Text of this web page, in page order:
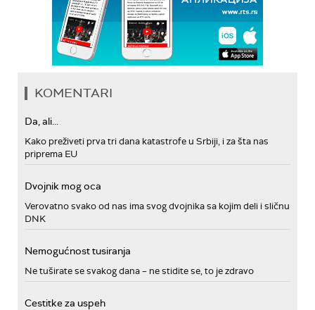
KOMENTARI
Da, ali...
Kako preživeti prva tri dana katastrofe u Srbiji, i za šta nas
priprema EU
Dvojnik mog oca
Verovatno svako od nas ima svog dvojnika sa kojim deli i sličnu
DNK
Nemogućnost tusiranja
Ne tuširate se svakog dana – ne stidite se, to je zdravo
Cestitke za uspeh